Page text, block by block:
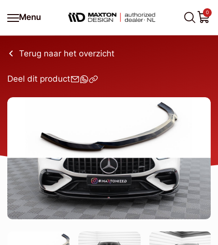
Menu
0
Terug naar het overzicht
Deel dit product